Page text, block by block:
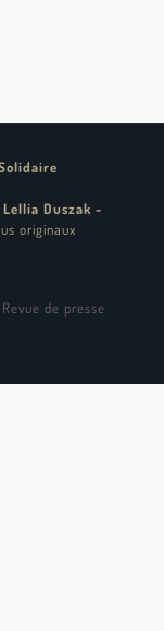
Lellia Duszak -
originaux
Revue de presse